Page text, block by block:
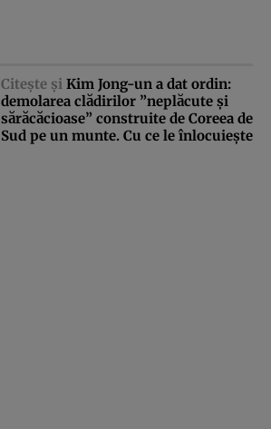
Citeşte şi Kim Jong-un a dat ordin:
demolarea clădirilor ”neplăcute şi
sărăcăcioase” construite de Coreea de
Sud pe un munte. Cu ce le înlocuieşte